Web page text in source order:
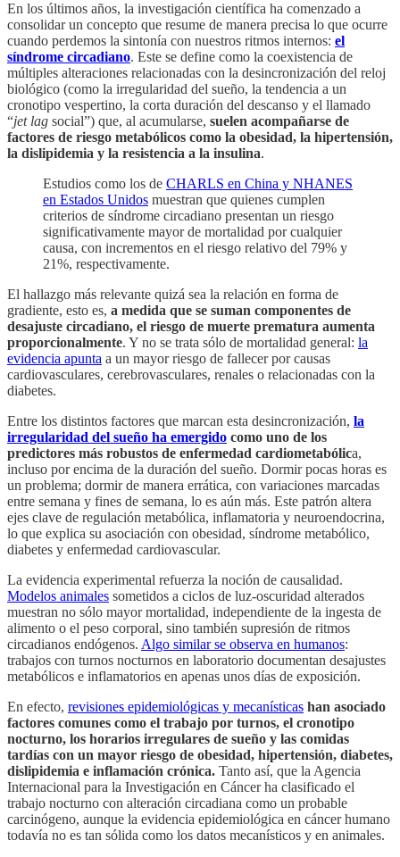
En los últimos años, la investigación científica ha comenzado a
consolidar un concepto que resume de manera precisa lo que ocurre
cuando perdemos la sintonía con nuestros ritmos internos: el
síndrome circadiano. Este se define como la coexistencia de
múltiples alteraciones relacionadas con la desincronización del reloj
biológico (como la irregularidad del sueño, la tendencia a un
cronotipo vespertino, la corta duración del descanso y el llamado
“jet lag social”) que, al acumularse, suelen acompañarse de
factores de riesgo metabólicos como la obesidad, la hipertensión,
la dislipidemia y la resistencia a la insulina.
Estudios como los de CHARLS en China y NHANES
en Estados Unidos muestran que quienes cumplen
criterios de síndrome circadiano presentan un riesgo
significativamente mayor de mortalidad por cualquier
causa, con incrementos en el riesgo relativo del 79% y
21%, respectivamente.
El hallazgo más relevante quizá sea la relación en forma de
gradiente, esto es, a medida que se suman componentes de
desajuste circadiano, el riesgo de muerte prematura aumenta
proporcionalmente. Y no se trata sólo de mortalidad general: la
evidencia apunta a un mayor riesgo de fallecer por causas
cardiovasculares, cerebrovasculares, renales o relacionadas con la
diabetes.
Entre los distintos factores que marcan esta desincronización, la
irregularidad del sueño ha emergido como uno de los
predictores más robustos de enfermedad cardiometabólica,
incluso por encima de la duración del sueño. Dormir pocas horas es
un problema; dormir de manera errática, con variaciones marcadas
entre semana y fines de semana, lo es aún más. Este patrón altera
ejes clave de regulación metabólica, inflamatoria y neuroendocrina,
lo que explica su asociación con obesidad, síndrome metabólico,
diabetes y enfermedad cardiovascular.
La evidencia experimental refuerza la noción de causalidad.
Modelos animales sometidos a ciclos de luz-oscuridad alterados
muestran no sólo mayor mortalidad, independiente de la ingesta de
alimento o el peso corporal, sino también supresión de ritmos
circadianos endógenos. Algo similar se observa en humanos:
trabajos con turnos nocturnos en laboratorio documentan desajustes
metabólicos e inflamatorios en apenas unos días de exposición.
En efecto, revisiones epidemiológicas y mecanísticas han asociado
factores comunes como el trabajo por turnos, el cronotipo
nocturno, los horarios irregulares de sueño y las comidas
tardías con un mayor riesgo de obesidad, hipertensión, diabetes,
dislipidemia e inflamación crónica. Tanto así, que la Agencia
Internacional para la Investigación en Cáncer ha clasificado el
trabajo nocturno con alteración circadiana como un probable
carcinógeno, aunque la evidencia epidemiológica en cáncer humano
todavía no es tan sólida como los datos mecanísticos y en animales.